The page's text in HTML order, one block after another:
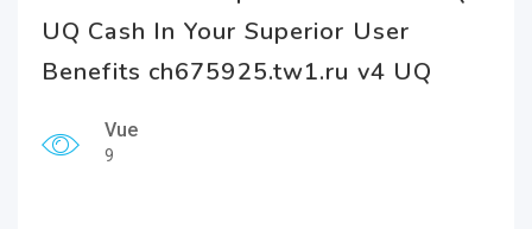
UQ Cash In Your Superior User
Benefits ch675925.tw1.ru v4 UQ
Vue
9